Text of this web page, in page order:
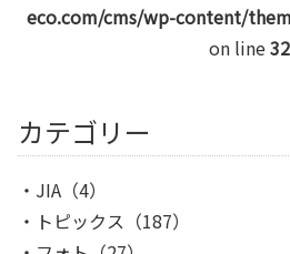
eco.com/cms/wp-content/
on line32
カテゴリー
JIA （4）
トピックス （187）